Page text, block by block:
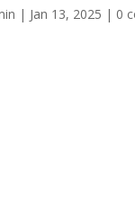
| Jan 13, 2025 | 0